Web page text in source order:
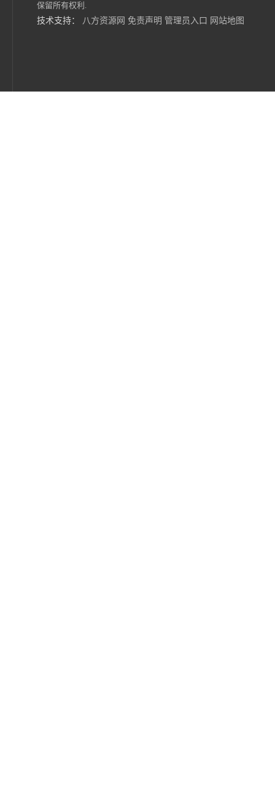
保留所有权利.
技术支持： 八方资源网 免责声明 管理员入口 网站地图